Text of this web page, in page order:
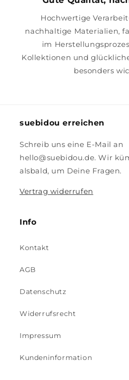
Hochwertige
nachhaltige Materialien,
im
Kollektionen und
besonders
suebidou erreichen
Schreib uns eine E-Mail an
hello@suebidou.de. Wir
alsbald, um Deine Fragen.
Vertrag widerrufen
Info
Kontakt
AGB
Datenschutz
Widerrufsrecht
Impressum
Kundeninformation